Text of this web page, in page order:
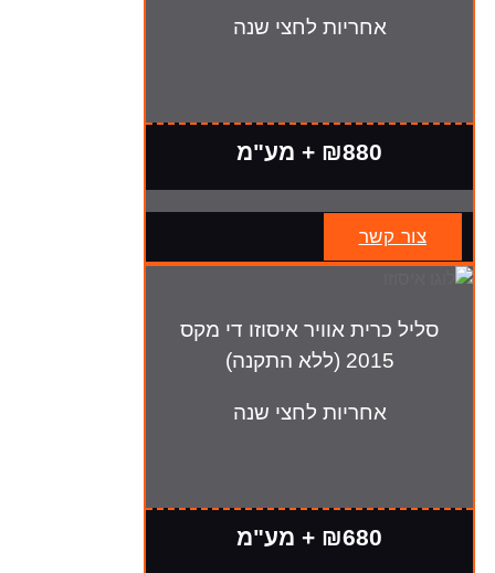
אחריות לחצי שנה
₪880 + מע"מ
צור קשר
סליל כרית אוויר איסוזו די מקס
2015 (ללא התקנה)
אחריות לחצי שנה
₪680 + מע"מ